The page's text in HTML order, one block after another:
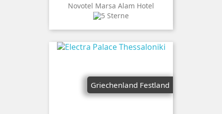
Novotel Marsa Alam Hotel
Griechenland Festland